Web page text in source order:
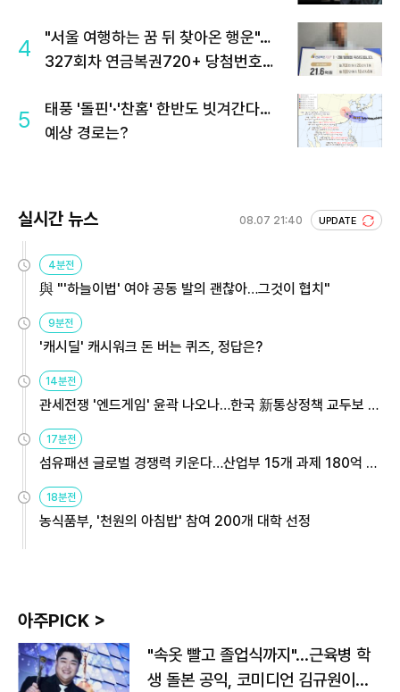
4
"서울 여행하는 꿈 뒤 찾아온 행운"…
327회차 연금복권720+ 당첨번호조
5
태풍 '돌핀'·'찬홈' 한반도 빗겨간다…
예상 경로는?
실시간 뉴스 08.07 21:40 UPDATE
4분전
與 "'하늘이법' 여야 공동 발의 괜찮아…그것이 협치"
9분전
'캐시딜' 캐시워크 돈 버는 퀴즈, 정답은?
14분전
관세전쟁 '엔드게임' 윤곽 나오나…한국 新통상정책 교두보 활
용해야
17분전
섬유패션 글로벌 경쟁력 키운다…산업부 15개 과제 180억 지
원
18분전
농식품부, '천원의 아침밥' 참여 200개 대학 선정
아주PICK >
"속옷 빨고 졸업식까지"…근육병 학
생 돌본 공익, 코미디언 김규원이었